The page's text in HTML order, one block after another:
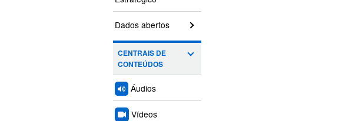
Dados abertos
CENTRAIS DE
CONTEÚDOS
Áudios
Vídeos